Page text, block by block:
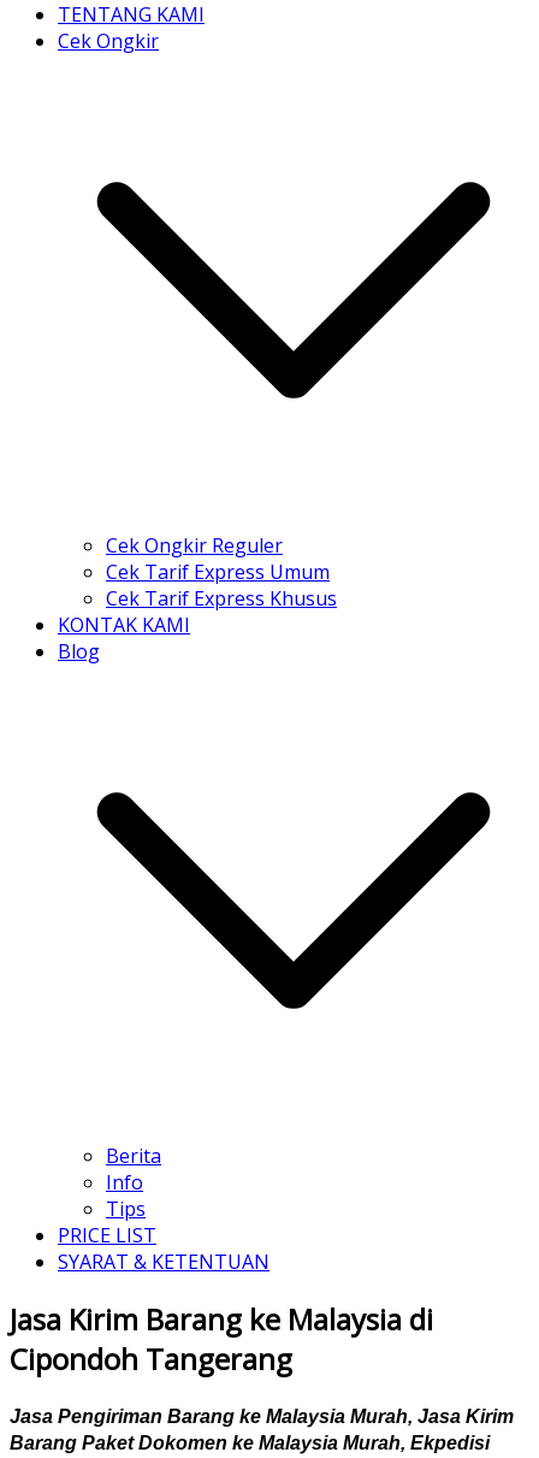
TENTANG KAMI
Cek Ongkir
Cek Ongkir Reguler
Cek Tarif Express Umum
Cek Tarif Express Khusus
KONTAK KAMI
Blog
Berita
Info
Tips
PRICE LIST
SYARAT & KETENTUAN
Jasa Kirim Barang ke Malaysia di
Cipondoh Tangerang
Jasa Pengiriman Barang ke Malaysia Murah, Jasa Kirim
Barang Paket Dokomen ke Malaysia Murah, Ekpedisi